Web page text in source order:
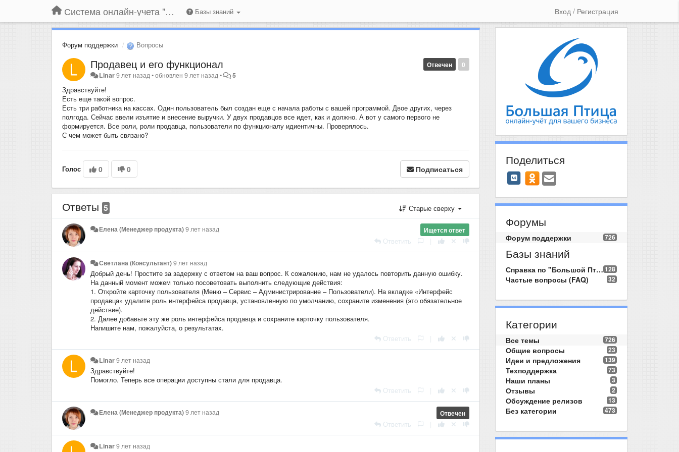
Система онлайн-учета "Большая Птица" Базы знаний Вход / Регистрация
Форум поддержки Вопросы
0
Отвечен
Продавец и его функционал
Linar9 лет назад •обновлен9 лет назад • 5
Здравствуйте!
Есть еще такой вопрос.
Есть три работника на кассах. Один пользователь был создан еще с начала работы с вашей программой. Двое других, через
полгода. Сейчас ввели изъятие и внесение выручки. У двух продавцов все идет, как и должно. А вот у самого первого не
формируется. Все роли, роли продавца, пользователи по функционалу идиентичны. Проверялось.
С чем может быть связано?
Голос 0 0 Подписаться
Ответы 5 Старые сверху
Ищется ответ
Елена (Менеджер продукта)9 лет назад
Ответить
Светлана (Консультант)9 лет назад
Добрый день! Простите за задержку с ответом на ваш вопрос. К сожалению, нам не удалось повторить данную ошибку.
На данный момент можем только посоветовать выполнить следующие действия:
1. Откройте карточку пользователя (Меню – Сервис – Администрирование – Пользователи). На вкладке «Интерфейс
продавца» удалите роль интерфейса продавца, установленную по умолчанию, сохраните изменения (это обязательное
действие).
2. Далее добавьте эту же роль интерфейса продавца и сохраните карточку пользователя.
Напишите нам, пожалуйста, о результатах.
Ответить
Linar9 лет назад
Здравствуйте!
Помогло. Теперь все операции доступны стали для продавца.
Ответить
Отвечен
Елена (Менеджер продукта)9 лет назад
Ответить
Linar9 лет назад
Поделиться
Форумы
726
Форум поддержки
Базы знаний
128
Справка по "Большой Птице"
32
Частые вопросы (FAQ)
Категории
726
Все темы
23
Общие вопросы
139
Идеи и предложения
73
Техподдержка
3
Наши планы
2
Отзывы
13
Обсуждение релизов
473
Без категории